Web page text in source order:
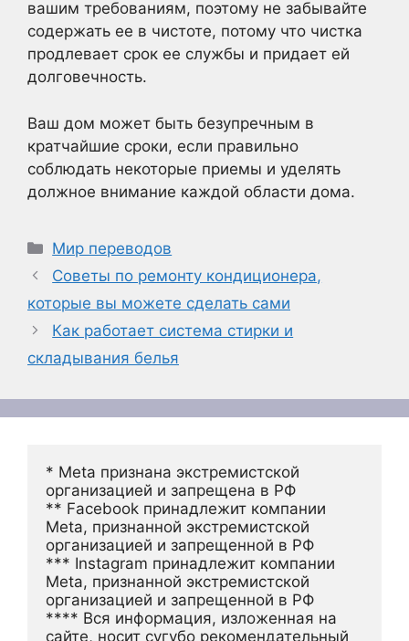
вашим требованиям, поэтому не забывайте
содержать ее в чистоте, потому что чистка
продлевает срок ее службы и придает ей
долговечность.
Ваш дом может быть безупречным в
кратчайшие сроки, если правильно
соблюдать некоторые приемы и уделять
должное внимание каждой области дома.
Рубрики
Мир переводов
Советы по ремонту кондиционера,
которые вы можете сделать сами
Как работает система стирки и
складывания белья
* Meta признана экстремистской
организацией и запрещена в РФ
** Facebook принадлежит компании
Meta, признанной экстремистской
организацией и запрещенной в РФ
*** Instagram принадлежит компании
Meta, признанной экстремистской
организацией и запрещенной в РФ
**** Вся информация, изложенная на
сайте, носит сугубо рекомендательный